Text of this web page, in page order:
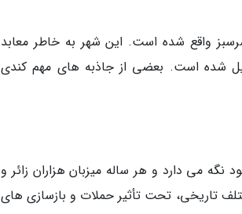
واقع شده است. این شهر به خاطر معابد
شده است. بعضی از جاذبه های مهم کندی
نگه می دارد و هر ساله میزبان هزاران زائر و
تاریخی، تحت تأثیر حملات و بازسازی های